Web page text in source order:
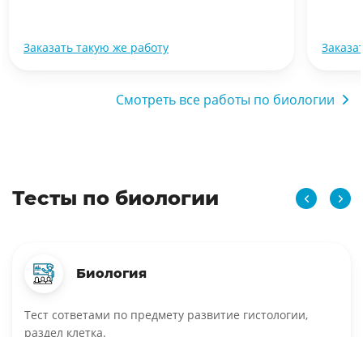
Заказать такую же работу
Смотреть все работы по биологии
Тесты по биологии
Биология
Тест сответами по предмету развитие гистологии,
раздел клетка.